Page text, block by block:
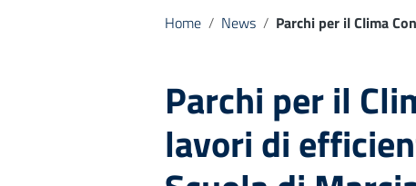
Home / News / Parchi per il Clima
Parchi per il
lavori di